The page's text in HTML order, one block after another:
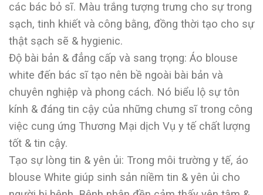
các bác bỏ sĩ. Màu trắng tượng trưng cho sự trong
sạch, tinh khiết và công bằng, đồng thời tạo cho sự
thật sạch sẽ & hygienic.
Độ bài bản & đẳng cấp và sang trọng: Áo blouse
white đến bác sĩ tạo nên bề ngoài bài bản và
chuyên nghiệp và phong cách. Nó biểu lộ sự tôn
kính & đáng tin cậy của những chưng sĩ trong công
việc cung ứng Thương Mại dịch Vụ y tế chất lượng
tốt & tin cậy.
Tạo sự lòng tin & yên ủi: Trong môi trường y tế, áo
blouse White giúp sinh sản niềm tin & yên ủi cho